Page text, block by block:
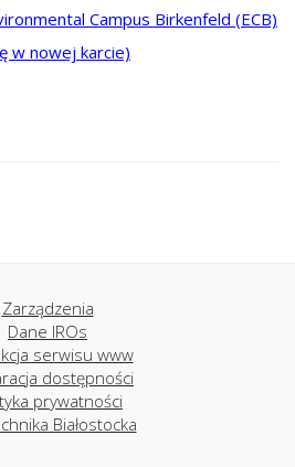
Campus Birkenfeld (ECB)
w nowej karcie)
Zarządzenia
Dane IROs
serwisu www
dostępności
prywatności
Białostocka